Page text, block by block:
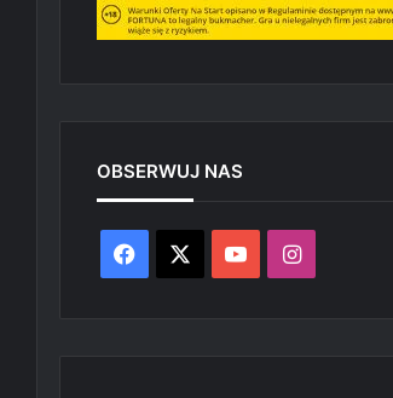
OBSERWUJ NAS
Facebook YouTubeInstagram